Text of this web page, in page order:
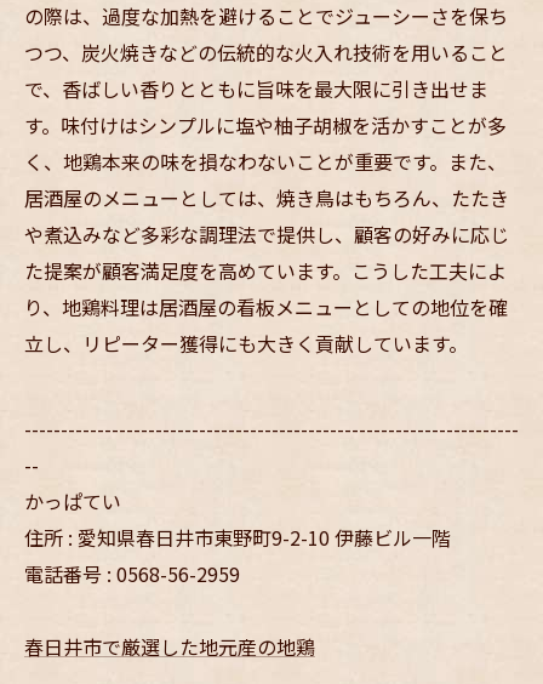
の際は、過度な加熱を避けることでジューシーさを保ち
つつ、炭火焼きなどの伝統的な火入れ技術を用いること
で、香ばしい香りとともに旨味を最大限に引き出せま
す。味付けはシンプルに塩や柚子胡椒を活かすことが多
く、地鶏本来の味を損なわないことが重要です。また、
居酒屋のメニューとしては、焼き鳥はもちろん、たたき
や煮込みなど多彩な調理法で提供し、顧客の好みに応じ
た提案が顧客満足度を高めています。こうした工夫によ
り、地鶏料理は居酒屋の看板メニューとしての地位を確
立し、リピーター獲得にも大きく貢献しています。
--------------------------------------------------------------------
--
かっぱてい
住所 : 愛知県春日井市東野町9-2-10 伊藤ビル一階
電話番号 : 0568-56-2959
春日井市で厳選した地元産の地鶏